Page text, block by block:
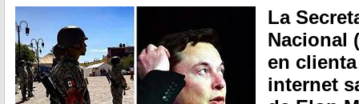
La
Nacional
en
internet